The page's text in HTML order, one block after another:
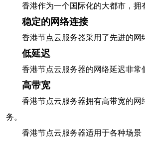
香港作为一个国际化的大都市，拥
稳定的网络连接
香港节点云服务器采用了先进的网
低延迟
香港节点云服务器的网络延迟非常
高带宽
香港节点云服务器拥有高带宽的
务。
香港节点云服务器适用于各种场景